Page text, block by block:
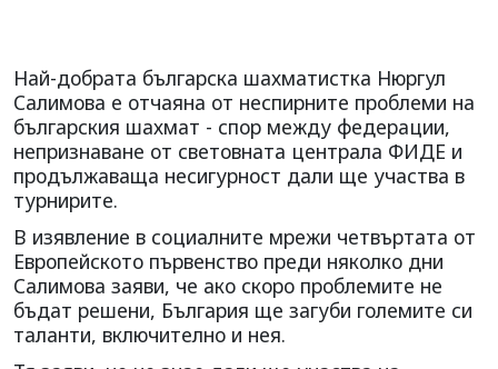
Най-добрата българска шахматистка Нюргул
Салимова е отчаяна от неспирните проблеми на
българския шахмат - спор между федерации,
непризнаване от световната централа ФИДЕ и
продължаваща несигурност дали ще участва в
турнирите.
В изявление в социалните мрежи четвъртата от
Европейското първенство преди няколко дни
Салимова заяви, че ако скоро проблемите не
бъдат решени, България ще загуби големите си
таланти, включително и нея.